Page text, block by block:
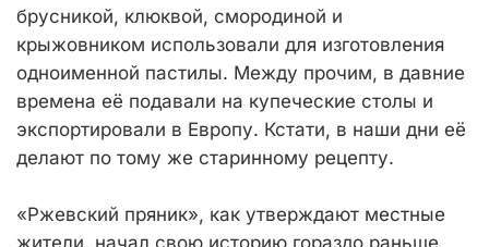
брусникой, клюквой, смородиной и
крыжовником использовали для изготовления
одноименной пастилы. Между прочим, в давние
времена её подавали на купеческие столы и
экспортировали в Европу. Кстати, в наши дни её
делают по тому же старинному рецепту.
«Ржевский пряник», как утверждают местные
жители, начал свою историю гораздо раньше